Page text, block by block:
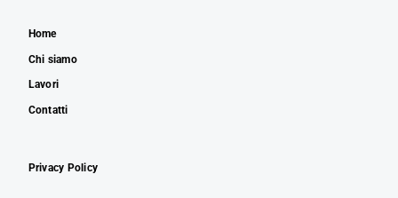
Home
Chi siamo
Lavori
Contatti
Privacy Policy